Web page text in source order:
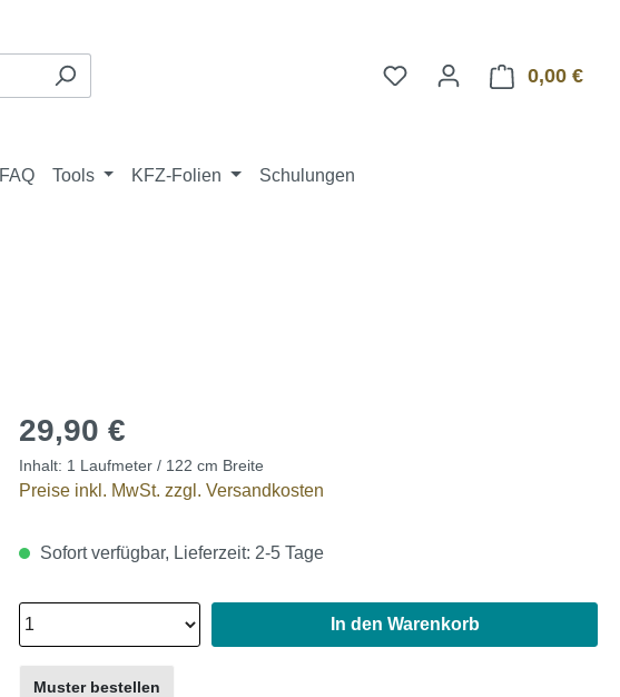
0,00 €
FAQ Tools KFZ-Folien Schulungen
29,90 €
Inhalt: 1 Laufmeter / 122 cm Breite
Preise inkl. MwSt. zzgl. Versandkosten
Sofort verfügbar, Lieferzeit: 2-5 Tage
In den Warenkorb
Muster bestellen